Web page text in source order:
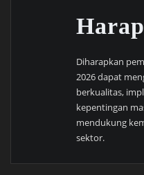
Diharapkan
2026 dapat
berkualitas,
kepentingan
mendukung
sektor.